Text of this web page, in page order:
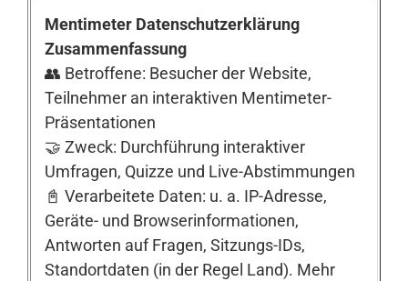
Mentimeter Datenschutzerklärung
Zusammenfassung
👥 Betroffene: Besucher der Website,
Teilnehmer an interaktiven Mentimeter-
Präsentationen
🤝 Zweck: Durchführung interaktiver
Umfragen, Quizze und Live-Abstimmungen
📓 Verarbeitete Daten: u. a. IP-Adresse,
Geräte- und Browserinformationen,
Antworten auf Fragen, Sitzungs-IDs,
Standortdaten (in der Regel Land). Mehr